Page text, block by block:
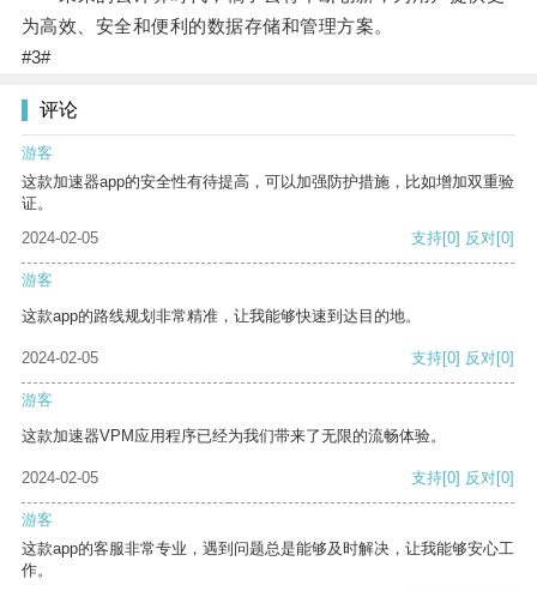
为高效、安全和便利的数据存储和管理方案。
#3#
评论
游客
这款加速器app的安全性有待提高，可以加强防护措施，比如增加双重验
证。
2024-02-05
支持[0] 反对[0]
游客
这款app的路线规划非常精准，让我能够快速到达目的地。
2024-02-05 支持[0] 反对[0]
游客
这款加速器VPM应用程序已经为我们带来了无限的流畅体验。
2024-02-05 支持[0] 反对[0]
游客
这款app的客服非常专业，遇到问题总是能够及时解决，让我能够安心工
作。